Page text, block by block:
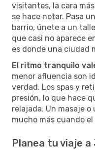
visitantes, la cara
se hace notar. Pasa
barrio, únete a un
que casi no aparece
es donde una ciudad
El ritmo tranquilo
menor afluencia son
verdad. Los spas y
presión, lo que hace
relajada. Un masaje
mucho más cuando
Planea tu viaje a